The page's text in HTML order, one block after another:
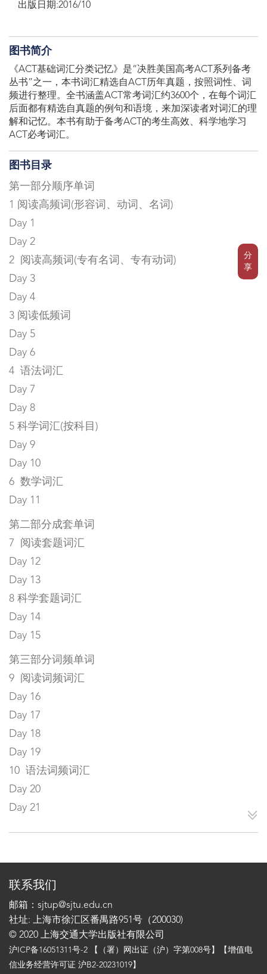
分
享
出版日期:2016/10
图书简介
《ACT基础词汇分类记忆》是“决胜美国高考ACT系列备考
丛书”之一，本书词汇精选自ACT历年真题，按照词性、词
频进行整理。全书涵盖ACT常考词汇约3600个，在每个词汇
后面都有精选自真题的例句和语境，来加深读者对词汇的理
解和记忆。本书有助于备考ACT的考生高效、科学地学习
ACT必考词汇。
图书目录
第一部分顺序单词
1 阅读高频词(形容词、动词、名词)
Day 1
Day 2
2 阅读高频词(专有名词、专有动词)
Day 3
Day 4
3 阅读低频词
Day 5
Day 6
4 语法词汇
Day 7
Day 8
5 科学词汇(按科目)
Day 9
Day 10
6 数学词汇
Day 11
第二部分成套单词
7 阅读套题词汇
Day 12
Day 13
8 科学套题词汇
Day 14
Day 15
第三部分词频单词
9 阅读词频词汇
Day 16
Day 17
Day 18
Day 19
10 语法词频词汇
Day 20
Day 21
联系我们
邮箱：sjtup@sjtu.edu.cn
社址: 上海市徐汇区番禺路951号（200030)
© 2020 上海交通大学出版社有限公司
沪ICP备16051311号-2 【（署）网出证（沪）字第008号】【增值电
信业务经营许可证 沪B2-20231019】